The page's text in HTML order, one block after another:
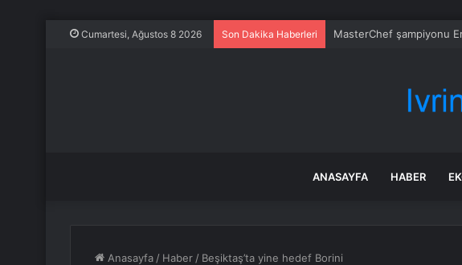
Cumartesi, Ağustos 8 2026 Son Dakika Haberleri MasterChef şampiyonu
ANASAYFA HABER
Anasayfa / Haber / Beşiktaş’ta yine hedef Borini